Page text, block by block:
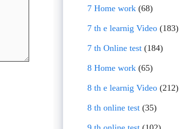
7 Home work(68)
7 th e learnig Video(183)
7 th Online test(184)
8 Home work(65)
8 th e learnig Video(212)
8 th online test(35)